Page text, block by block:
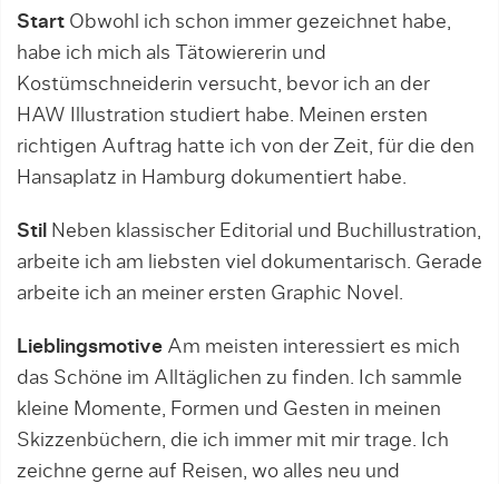
Start Obwohl ich schon immer gezeichnet habe,
habe ich mich als Tätowiererin und
Kostümschneiderin versucht, bevor ich an der
HAW Illustration studiert habe. Meinen ersten
richtigen Auftrag hatte ich von der Zeit, für die den
Hansaplatz in Hamburg dokumentiert habe.
Stil Neben klassischer Editorial und Buchillustration,
arbeite ich am liebsten viel dokumentarisch. Gerade
arbeite ich an meiner ersten Graphic Novel.
Lieblingsmotive Am meisten interessiert es mich
das Schöne im Alltäglichen zu finden. Ich sammle
kleine Momente, Formen und Gesten in meinen
Skizzenbüchern, die ich immer mit mir trage. Ich
zeichne gerne auf Reisen, wo alles neu und